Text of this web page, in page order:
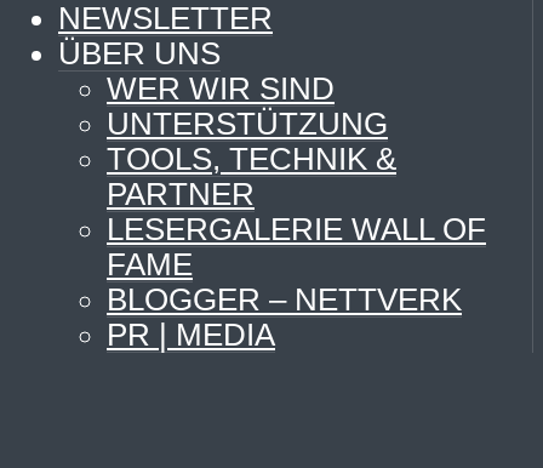
NEWSLETTER
ÜBER UNS
WER WIR SIND
UNTERSTÜTZUNG
TOOLS, TECHNIK &
PARTNER
LESERGALERIE WALL OF
FAME
BLOGGER – NETTVERK
PR | MEDIA